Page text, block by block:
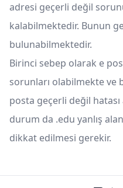
adresi geçerli değil
kalabilmektedir. Bunun
bulunabilmektedir.
Birinci sebep olarak e
sorunları olabilmekte ve
posta geçerli değil
durum da .edu yanlış
dikkat edilmesi gerekir.